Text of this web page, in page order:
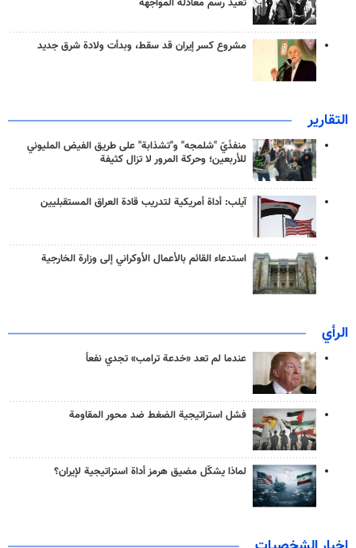
تعيد رسم معادلة المواجهة
مشروع كسر إيران قد سقط، وبدأت ولادة شرق جديد
التقارير
منفذَيّ "شلمجه" و"تشذابة" على طريق الفيض المليوني
للأربعين؛ وحركة المرور لا تزال كثيفة
آيلب: أداة أمريكية لتدريب قادة العراق المستقبليين
استدعاء القائم بالأعمال الأوكراني إلى وزارة الخارجية
الرأي
عندما لم تعد «خدعة ترامب» تجدي نفعاً
فشل استراتيجية الضغط ضد محور المقاومة
لماذا يشكّل مضيق هرمز أداة استراتيجية لإيران؟